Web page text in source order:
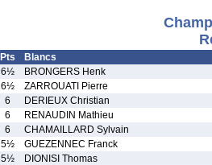
Pts
Blancs
6½
BRONGERS Henk
6½
ZARROUATI Pierre
6
DERIEUX Christian
6
RENAUDIN Mathieu
6
CHAMAILLARD Sylvain
5½
GUEZENNEC Franck
5½
DIONISI Thomas